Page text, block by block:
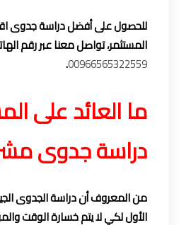
للحصول على أفضل دراسة جدوى
المستثمر، تواصل معنا عبر رقم
00966565322559
.
ما العائد على
دراسة جدوى
من المعروف أن دراسة الجدوى
الأول لكي لا يتم خسارة الوقت